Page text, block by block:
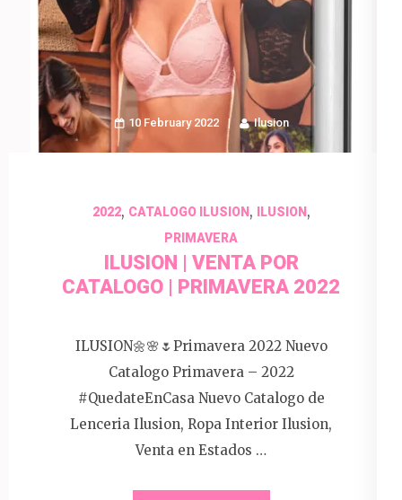
10 February 2022 Ilusion
2022, CATALOGO ILUSION, ILUSION,
PRIMAVERA
ILUSION | VENTA POR
CATALOGO | PRIMAVERA 2022
ILUSION🌼🌸🌷Primavera 2022 Nuevo
Catalogo Primavera – 2022
#QuedateEnCasa Nuevo Catalogo de
Lenceria Ilusion, Ropa Interior Ilusion,
Venta en Estados …